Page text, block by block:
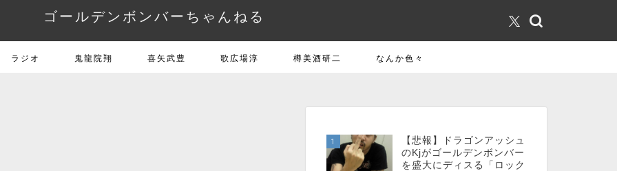
ゴールデンボンバーちゃんねる
ラジオ 鬼龍院翔 喜矢武豊 歌広場淳 樽美酒研二 なんか色々
1
【悲報】ドラゴンアッシュ
のKjがゴールデンボンバー
を盛大にディスる「ロック